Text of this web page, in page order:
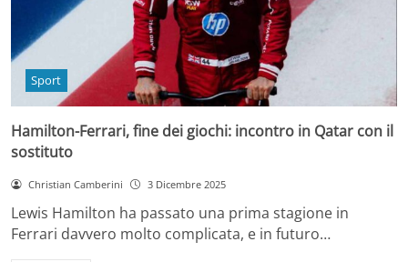
Sport
Hamilton-Ferrari, fine dei giochi: incontro in Qatar con il
sostituto
Christian Camberini 3 Dicembre 2025
Lewis Hamilton ha passato una prima stagione in
Ferrari davvero molto complicata, e in futuro…